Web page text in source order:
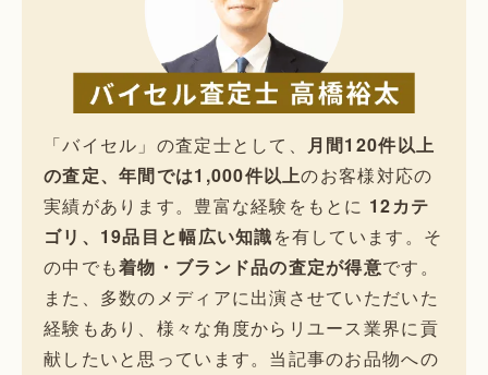
「バイセル」の査定士として、 月間120件以上
の査定、年間では1,000件以上のお客様対応の
実績があります。豊富な経験をもとに 12カテ
ゴリ、19品目と幅広い知識を有しています。そ
の中でも着物・ブランド品の査定が得意です。
また、多数のメディアに出演させていただいた
経験もあり、様々な角度からリユース業界に貢
献したいと思っています。当記事のお品物への